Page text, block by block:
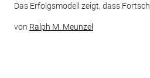
Das Erfolgsmodell zeigt, dass
von Ralph M. Meunzel